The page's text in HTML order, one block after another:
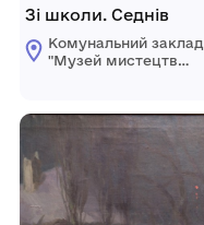
Зі школи. Седнів
Комунальний заклад
"Музей мистецтв